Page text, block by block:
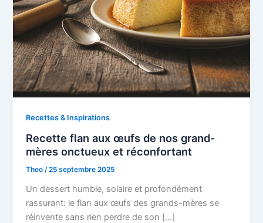
Recettes & Inspirations
Recette flan aux œufs de nos grand-
mères onctueux et réconfortant
Theo /25 septembre 2025
Un dessert humble, solaire et profondément
rassurant: le flan aux œufs des grands-mères se
réinvente sans rien perdre de son […]